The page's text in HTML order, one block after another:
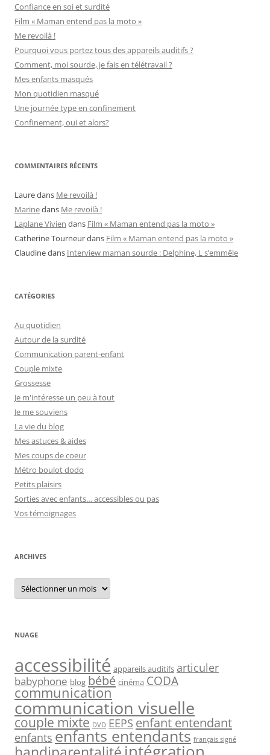
Confiance en soi et surdité
Film « Maman entend pas la moto »
Me revoilà !
Pourquoi vous portez tous des appareils auditifs ?
Comment, moi sourde, je fais en télétravail ?
Mes enfants masqués
Mon quotidien masqué
Une journée type en confinement
Confinement, oui et alors?
COMMENTAIRES RÉCENTS
Lauredans Me revoilà !
Marinedans Me revoilà !
Laplane Vivien dans Film « Maman entend pas la moto »
Catherine Tourneurdans Film « Maman entend pas la moto »
Claudinedans Interview maman sourde : Delphine, L s’emmêle
CATÉGORIES
Au quotidien
Autour de la surdité
Communication parent-enfant
Couple mixte
Grossesse
Je m'intéresse un peu à tout
Je me souviens
La vie du blog
Mes astuces & aides
Mes coups de coeur
Métro boulot dodo
Petits plaisirs
Sorties avec enfants… accessibles ou pas
Vos témoignages
ARCHIVES
Archives
NUAGE
accessibilité appareils auditifs articuler
babyphone blog bébé cinéma CODA
communication
communication visuelle
couple mixte DVD EEPS enfant entendant
enfants enfants entendants français signé